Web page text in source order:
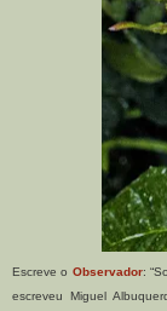
Escreve o Observador:
escreveu Miguel